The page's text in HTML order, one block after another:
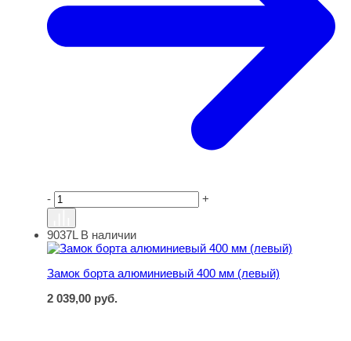
- +
Замок борта алюминиевый 400 мм (левый)
9037L В наличии
Замок борта алюминиевый 400 мм (левый)
2 039,00 руб.